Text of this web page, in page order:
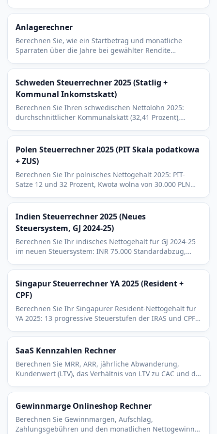
kantonalen Zusatzmodul.
Anlagerechner
Berechnen Sie, wie ein Startbetrag und monatliche
Sparraten über die Jahre bei gewählter Rendite
getrennt.
Schweden Steuerrechner 2025 (Statlig +
Kommunal Inkomstskatt)
Berechnen Sie Ihren schwedischen Nettolohn 2025:
durchschnittlicher Kommunalskatt (32,41 Prozent),
SEK und Allman pensionsavgift.
Polen Steuerrechner 2025 (PIT Skala podatkowa
+ ZUS)
Berechnen Sie Ihr polnisches Nettogehalt 2025: PIT-
Satze 12 und 32 Prozent, Kwota wolna von 30.000 PLN
Indien Steuerrechner 2025 (Neues
Steuersystem, GJ 2024-25)
Berechnen Sie Ihr indisches Nettogehalt fur GJ 2024-25
im neuen Steuersystem: INR 75.000 Standardabzug,
Singapur Steuerrechner YA 2025 (Resident +
CPF)
Berechnen Sie Ihr Singapurer Resident-Nettogehalt fur
YA 2025: 13 progressive Steuerstufen der IRAS und CPF-
SaaS Kennzahlen Rechner
Berechnen Sie MRR, ARR, jährliche Abwanderung,
Kundenwert (LTV), das Verhältnis von LTV zu CAC und die
Gewinnmarge Onlineshop Rechner
Berechnen Sie Gewinnmargen, Aufschlag,
Zahlungsgebühren und den monatlichen Nettogewinn